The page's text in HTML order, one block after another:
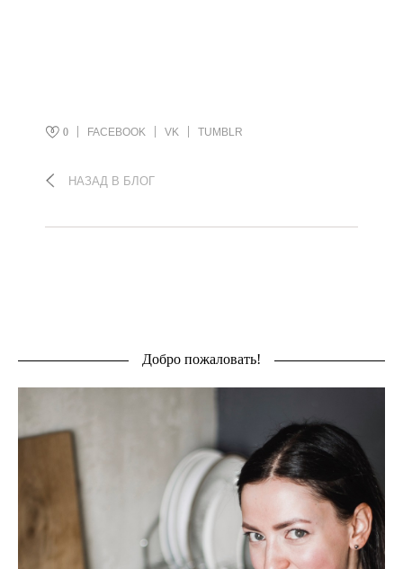
0 FACEBOOK VK TUMBLR
НАЗАД В БЛОГ
Добро пожаловать!